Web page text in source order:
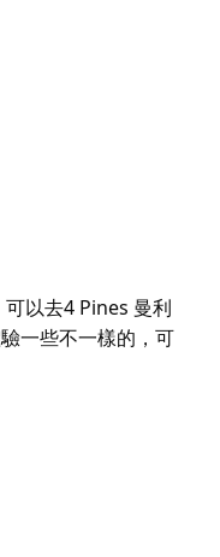
可以去4 Pines 曼利
一些不一樣的，可